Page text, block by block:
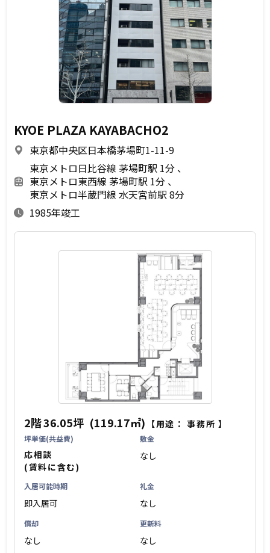
KYOE PLAZA KAYABACHO2
東京都中央区日本橋茅場町1-11-9
東京メトロ日比谷線 茅場町駅 1分
東京メトロ東西線 茅場町駅 1分
東京メトロ半蔵門線 水天宮前駅 8分
1985年竣工
2階36.05坪 (119.17㎡) 【用途：事務所 】
坪単価(共益費)
応相談
(賃料に含む)
敷金
なし
入居可能時期
即入居可
礼金
なし
償却
なし
更新料
なし